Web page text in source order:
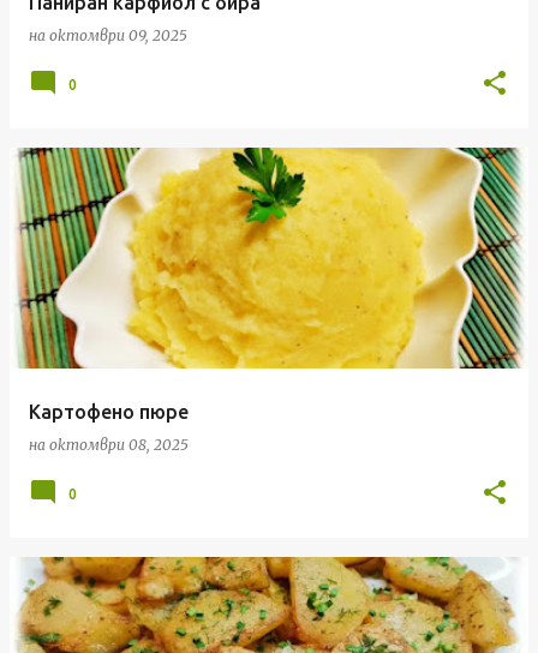
на октомври 09, 2025
0
Картофено пюре
на октомври 08, 2025
0